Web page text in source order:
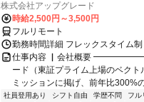
株式会社アップグレード
時給2,500円～3,500円
フルリモート
勤務時間詳細 フレックスタイム制
仕事内容 ▏会社概要
ード（東証プライム上場のベク
ミッションに掲げ、前年比300%
社員登用あり シフト自由 学歴不問 フル